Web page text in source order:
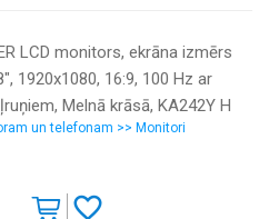
LCD monitors, ekrāna izmērs
1920x1080, 16:9, 100 Hz ar
Melnā krāsā, KA242Y H
un telefonam >> Monitori